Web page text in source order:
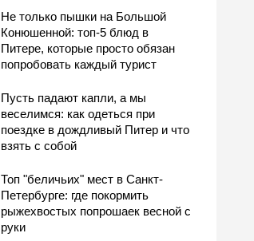
Не только пышки на Большой
Конюшенной: топ-5 блюд в
Питере, которые просто обязан
попробовать каждый турист
Пусть падают капли, а мы
веселимся: как одеться при
поездке в дождливый Питер и что
взять с собой
Топ "беличьих" мест в Санкт-
Петербурге: где покормить
рыжехвостых попрошаек весной с
руки